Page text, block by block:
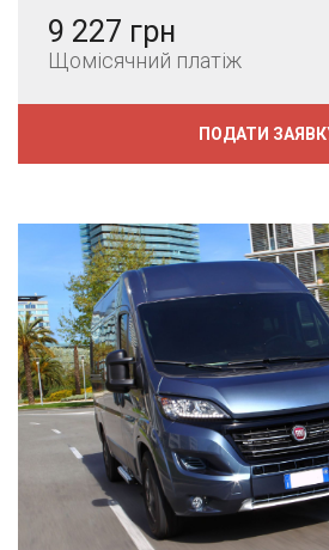
9 227 грн
Щомісячний платіж
ПОДАТИ